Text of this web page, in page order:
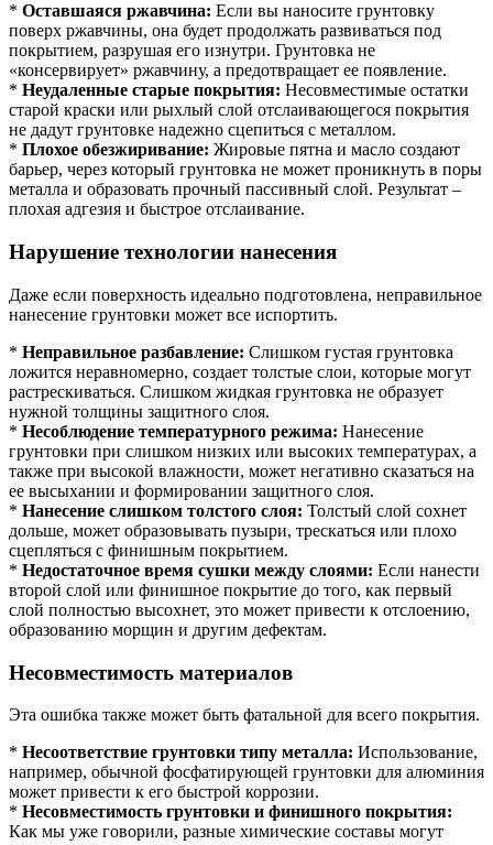
* Оставшаяся ржавчина: Если вы наносите грунтовку
поверх ржавчины, она будет продолжать развиваться под
покрытием, разрушая его изнутри. Грунтовка не
«консервирует» ржавчину, а предотвращает ее появление.
* Неудаленные старые покрытия: Несовместимые остатки
старой краски или рыхлый слой отслаивающегося покрытия
не дадут грунтовке надежно сцепиться с металлом.
* Плохое обезжиривание: Жировые пятна и масло создают
барьер, через который грунтовка не может проникнуть в поры
металла и образовать прочный пассивный слой. Результат –
плохая адгезия и быстрое отслаивание.
Нарушение технологии нанесения
Даже если поверхность идеально подготовлена, неправильное
нанесение грунтовки может все испортить.
* Неправильное разбавление: Слишком густая грунтовка
ложится неравномерно, создает толстые слои, которые могут
растрескиваться. Слишком жидкая грунтовка не образует
нужной толщины защитного слоя.
* Несоблюдение температурного режима: Нанесение
грунтовки при слишком низких или высоких температурах, а
также при высокой влажности, может негативно сказаться на
ее высыхании и формировании защитного слоя.
* Нанесение слишком толстого слоя: Толстый слой сохнет
дольше, может образовывать пузыри, трескаться или плохо
сцепляться с финишным покрытием.
* Недостаточное время сушки между слоями: Если нанести
второй слой или финишное покрытие до того, как первый
слой полностью высохнет, это может привести к отслоению,
образованию морщин и другим дефектам.
Несовместимость материалов
Эта ошибка также может быть фатальной для всего покрытия.
* Несоответствие грунтовки типу металла: Использование,
например, обычной фосфатирующей грунтовки для алюминия
может привести к его быстрой коррозии.
* Несовместимость грунтовки и финишного покрытия:
Как мы уже говорили, разные химические составы могут